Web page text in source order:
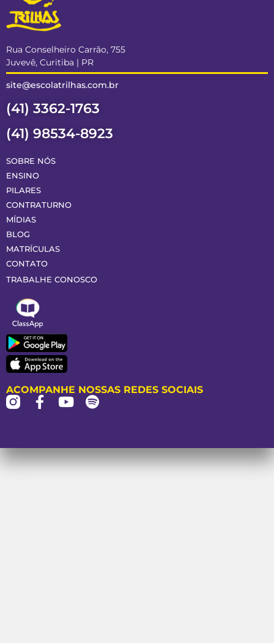
Rua Conselheiro Carrão, 755
Juvevê, Curitiba | PR
site@escolatrilhas.com.br
(41) 3362-1763
(41) 98534-8923
SOBRE NÓS
ENSINO
PILARES
CONTRATURNO
MÍDIAS
BLOG
MATRÍCULAS
CONTATO
TRABALHE CONOSCO
ACOMPANHE NOSSAS REDES SOCIAIS